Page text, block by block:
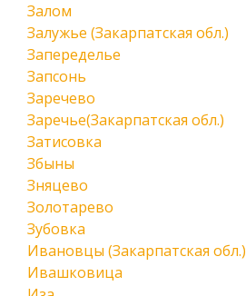
Залом
Залужье (Закарпатская обл.)
Запеределье
Запсонь
Заречево
Заречье(Закарпатская обл.)
Затисовка
Збыны
Зняцево
Золотарево
Зубовка
Ивановцы (Закарпатская обл.)
Ивашковица